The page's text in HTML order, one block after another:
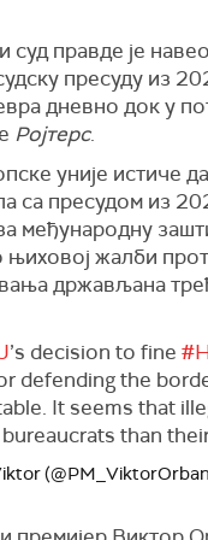
суд правде је
пресуду из
дневно док у
Ројтерс.
уније истиче
са пресудом из
међународну
њиховој жалби
држављана
’s decision to fine
defending the
It seems that
than